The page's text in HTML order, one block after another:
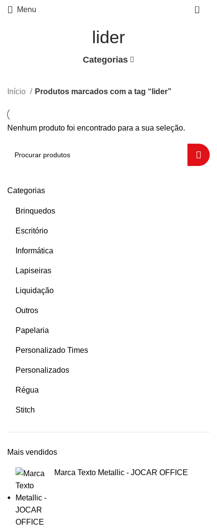
Menu 0
lider
Categorias
Categorias
Brinquedos
Escritório
Informática
Lapiseiras
Liquidação
Outros
Papelaria
Personalizado Times
Personalizados
Régua
Stitch
Mais vendidos
Marca Texto Metallic - JOCAR OFFICE
Início Produtos marcados com a tag “lider”
Nenhum produto foi encontrado para a sua seleção.